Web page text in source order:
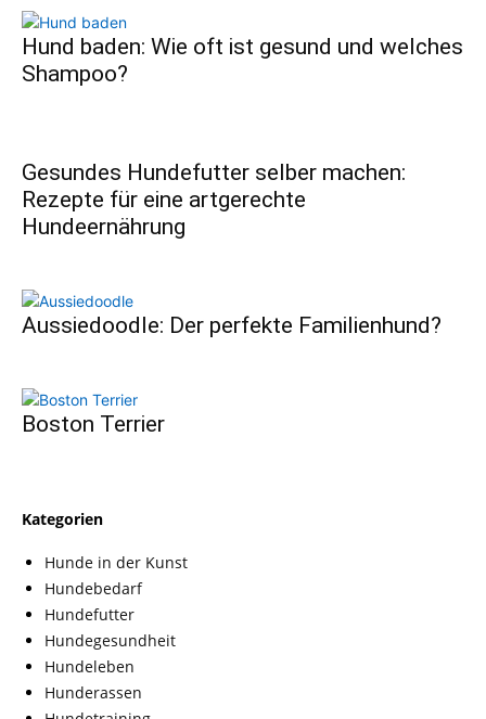
Hund baden: Wie oft ist gesund und welches
Shampoo?
Gesundes Hundefutter selber machen:
Rezepte für eine artgerechte
Hundeernährung
Aussiedoodle: Der perfekte Familienhund?
Boston Terrier
Kategorien
Hunde in der Kunst
Hundebedarf
Hundefutter
Hundegesundheit
Hundeleben
Hunderassen